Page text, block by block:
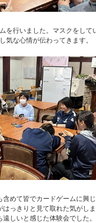
を行いました。マスクをして
気な心情が伝わってきます。
めて皆でカードゲームに興
っきりと見て取れた気がしま
しいと感じた体験会でした。